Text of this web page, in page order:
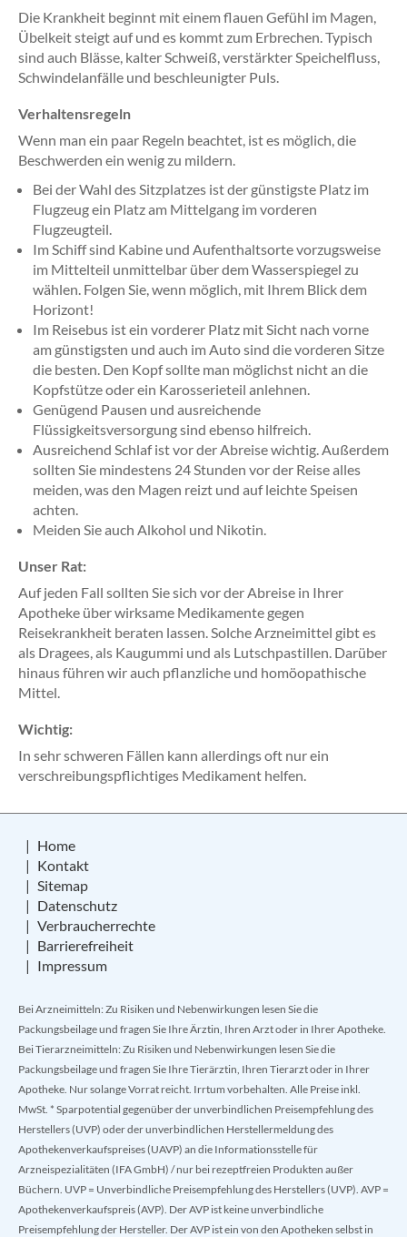
Die Krankheit beginnt mit einem flauen Gefühl im Magen,
Übelkeit steigt auf und es kommt zum Erbrechen. Typisch
sind auch Blässe, kalter Schweiß, verstärkter Speichelfluss,
Schwindelanfälle und beschleunigter Puls.
Verhaltensregeln
Wenn man ein paar Regeln beachtet, ist es möglich, die
Beschwerden ein wenig zu mildern.
Bei der Wahl des Sitzplatzes ist der günstigste Platz im
Flugzeug ein Platz am Mittelgang im vorderen
Flugzeugteil.
Im Schiff sind Kabine und Aufenthaltsorte vorzugsweise
im Mittelteil unmittelbar über dem Wasserspiegel zu
wählen. Folgen Sie, wenn möglich, mit Ihrem Blick dem
Horizont!
Im Reisebus ist ein vorderer Platz mit Sicht nach vorne
am günstigsten und auch im Auto sind die vorderen Sitze
die besten. Den Kopf sollte man möglichst nicht an die
Kopfstütze oder ein Karosserieteil anlehnen.
Genügend Pausen und ausreichende
Flüssigkeitsversorgung sind ebenso hilfreich.
Ausreichend Schlaf ist vor der Abreise wichtig. Außerdem
sollten Sie mindestens 24 Stunden vor der Reise alles
meiden, was den Magen reizt und auf leichte Speisen
achten.
Meiden Sie auch Alkohol und Nikotin.
Unser Rat:
Auf jeden Fall sollten Sie sich vor der Abreise in Ihrer
Apotheke über wirksame Medikamente gegen
Reisekrankheit beraten lassen. Solche Arzneimittel gibt es
als Dragees, als Kaugummi und als Lutschpastillen. Darüber
hinaus führen wir auch pflanzliche und homöopathische
Mittel.
Wichtig:
In sehr schweren Fällen kann allerdings oft nur ein
verschreibungspflichtiges Medikament helfen.
Home
Kontakt
Sitemap
Datenschutz
Verbraucherrechte
Barrierefreiheit
Impressum
Bei Arzneimitteln: Zu Risiken und Nebenwirkungen lesen Sie die
Packungsbeilage und fragen Sie Ihre Ärztin, Ihren Arzt oder in Ihrer Apotheke.
Bei Tierarzneimitteln: Zu Risiken und Nebenwirkungen lesen Sie die
Packungsbeilage und fragen Sie Ihre Tierärztin, Ihren Tierarzt oder in Ihrer
Apotheke. Nur solange Vorrat reicht. Irrtum vorbehalten. Alle Preise inkl.
MwSt. * Sparpotential gegenüber der unverbindlichen Preisempfehlung des
Herstellers (UVP) oder der unverbindlichen Herstellermeldung des
Apothekenverkaufspreises (UAVP) an die Informationsstelle für
Arzneispezialitäten (IFA GmbH) / nur bei rezeptfreien Produkten außer
Büchern. UVP = Unverbindliche Preisempfehlung des Herstellers (UVP). AVP =
Apothekenverkaufspreis (AVP). Der AVP ist keine unverbindliche
Preisempfehlung der Hersteller. Der AVP ist ein von den Apotheken selbst in